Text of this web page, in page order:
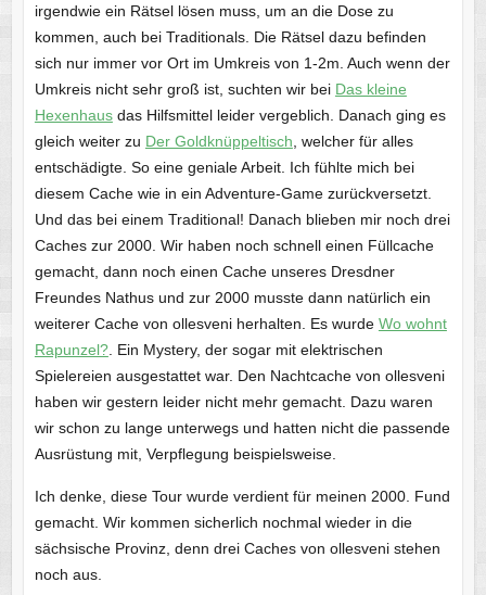
irgendwie ein Rätsel lösen muss, um an die Dose zu
kommen, auch bei Traditionals. Die Rätsel dazu befinden
sich nur immer vor Ort im Umkreis von 1-2m. Auch wenn der
Umkreis nicht sehr groß ist, suchten wir bei Das kleine
Hexenhausdas Hilfsmittel leider vergeblich. Danach ging es
gleich weiter zu Der Goldknüppeltisch , welcher für alles
entschädigte. So eine geniale Arbeit. Ich fühlte mich bei
diesem Cache wie in ein Adventure-Game zurückversetzt.
Und das bei einem Traditional! Danach blieben mir noch drei
Caches zur 2000. Wir haben noch schnell einen Füllcache
gemacht, dann noch einen Cache unseres Dresdner
Freundes Nathus und zur 2000 musste dann natürlich ein
weiterer Cache von ollesveni herhalten. Es wurde Wo wohnt
Rapunzel?. Ein Mystery, der sogar mit elektrischen
Spielereien ausgestattet war. Den Nachtcache von ollesveni
haben wir gestern leider nicht mehr gemacht. Dazu waren
wir schon zu lange unterwegs und hatten nicht die passende
Ausrüstung mit, Verpflegung beispielsweise.
Ich denke, diese Tour wurde verdient für meinen 2000. Fund
gemacht. Wir kommen sicherlich nochmal wieder in die
sächsische Provinz, denn drei Caches von ollesveni stehen
noch aus.